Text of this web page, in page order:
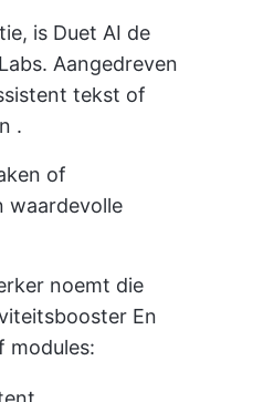
is Duet AI de
Aangedreven
tekst of
.
of
waardevolle
noemt die
En
modules: